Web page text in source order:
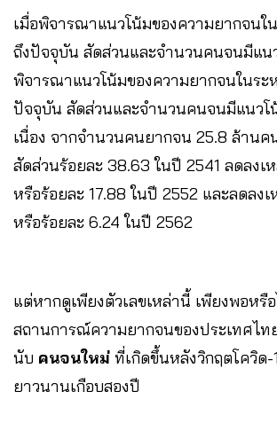
เมื่อพิจารณาแนวโน้มของความยากจนใ
ถึงปัจจุบัน สัดส่วนและจำนวนคนจนมีแน
พิจารณาแนวโน้มของความยากจนในระ
ปัจจุบัน สัดส่วนและจำนวนคนจนมีแนวโ
เนื่อง จากจำนวนคนยากจน 25.8 ล้านค
สัดส่วนร้อยละ 38.63 ในปี 2541 ลดลงเ
หรือร้อยละ 17.88 ในปี 2552 และลดลง
หรือร้อยละ 6.24 ในปี 2562
แต่หากดูเพียงตัวเลขเหล่านี้ เพียงพอหรื
สถานการณ์ความยากจนของประเทศไ
นับ คนจนใหม่ ที่เกิดขึ้นหลังวิกฤตโควิด-
ยาวนานเกือบสองปี